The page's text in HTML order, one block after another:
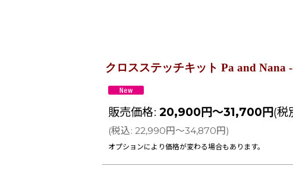
クロスステッチキット Pa and Nana
販売価格: 20,900円～31,700円(税
(税込: 22,990円～34,870円)
オプションにより価格が変わる場合もあります。